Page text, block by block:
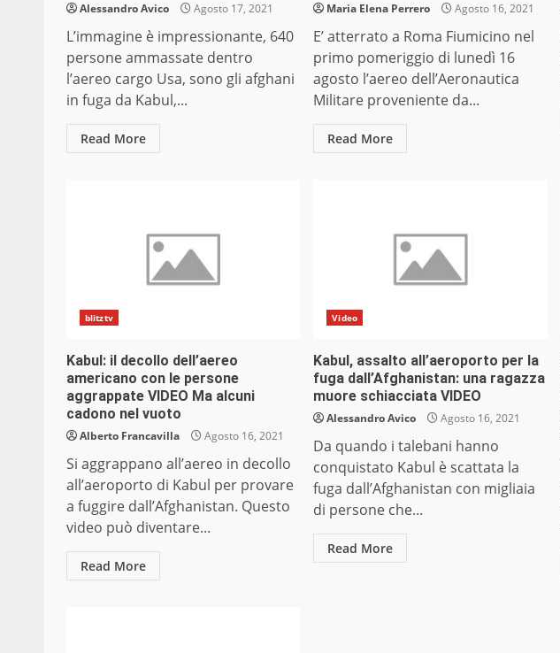
Alessandro Avico Agosto 17, 2021
L’immagine è impressionante, 640
persone ammassate dentro
l’aereo cargo Usa, sono gli afghani
in fuga da Kabul,...
Read More
Maria Elena Perrero Agosto 16, 2021
E’ atterrato a Roma Fiumicino nel
primo pomeriggio di lunedì 16
agosto l’aereo dell’Aeronautica
Militare proveniente da...
Read More
blitztv
Kabul: il decollo dell’aereo
americano con le persone
aggrappate VIDEO Ma alcuni
cadono nel vuoto
Alberto Francavilla Agosto 16, 2021
Si aggrappano all’aereo in decollo
all’aeroporto di Kabul per provare
a fuggire dall’Afghanistan. Questo
video può diventare...
Read More
Video
Kabul, assalto all’aeroporto per la
fuga dall’Afghanistan: una ragazza
muore schiacciata VIDEO
Alessandro Avico Agosto 16, 2021
Da quando i talebani hanno
conquistato Kabul è scattata la
fuga dall’Afghanistan con migliaia
di persone che...
Read More